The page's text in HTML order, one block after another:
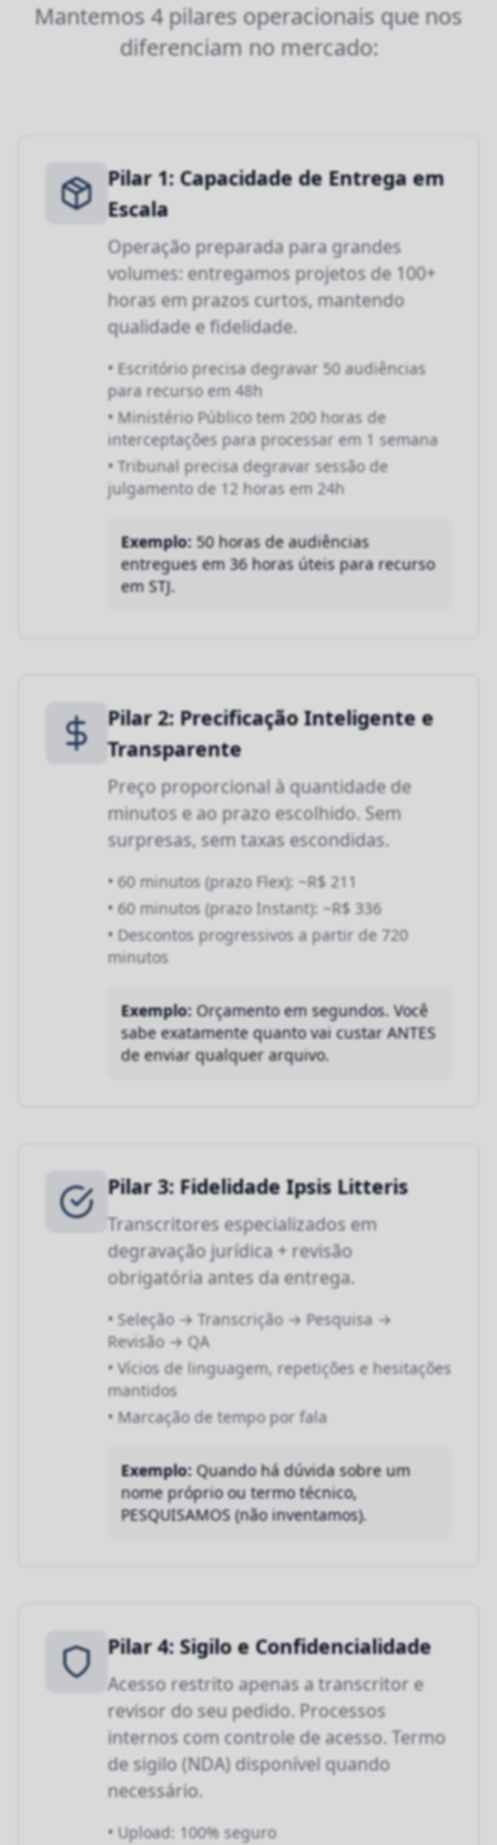
Mantemos 4 pilares operacionais que nos
diferenciam no mercado:
Pilar 1: Capacidade de Entrega em
Escala
Operação preparada para grandes
volumes: entregamos projetos de 100+
horas em prazos curtos, mantendo
qualidade e fidelidade.
• Escritório precisa degravar 50 audiências
para recurso em 48h
• Ministério Público tem 200 horas de
interceptações para processar em 1 semana
• Tribunal precisa degravar sessão de
julgamento de 12 horas em 24h
Exemplo: 50 horas de audiências
entregues em 36 horas úteis para recurso
em STJ.
Pilar 2: Precificação Inteligente e
Transparente
Preço proporcional à quantidade de
minutos e ao prazo escolhido. Sem
surpresas, sem taxas escondidas.
• 60 minutos (prazo Flex): ~R$ 211
• 60 minutos (prazo Instant): ~R$ 336
• Descontos progressivos a partir de 720
minutos
Exemplo: Orçamento em segundos. Você
sabe exatamente quanto vai custar ANTES
de enviar qualquer arquivo.
Pilar 3: Fidelidade Ipsis Litteris
Transcritores especializados em
degravação jurídica + revisão
obrigatória antes da entrega.
• Seleção → Transcrição → Pesquisa →
Revisão → QA
• Vícios de linguagem, repetições e hesitações
mantidos
• Marcação de tempo por fala
Exemplo: Quando há dúvida sobre um
nome próprio ou termo técnico,
PESQUISAMOS (não inventamos).
Pilar 4: Sigilo e Confidencialidade
Acesso restrito apenas a transcritor e
revisor do seu pedido. Processos
internos com controle de acesso. Termo
de sigilo (NDA) disponível quando
necessário.
• Upload: 100% seguro